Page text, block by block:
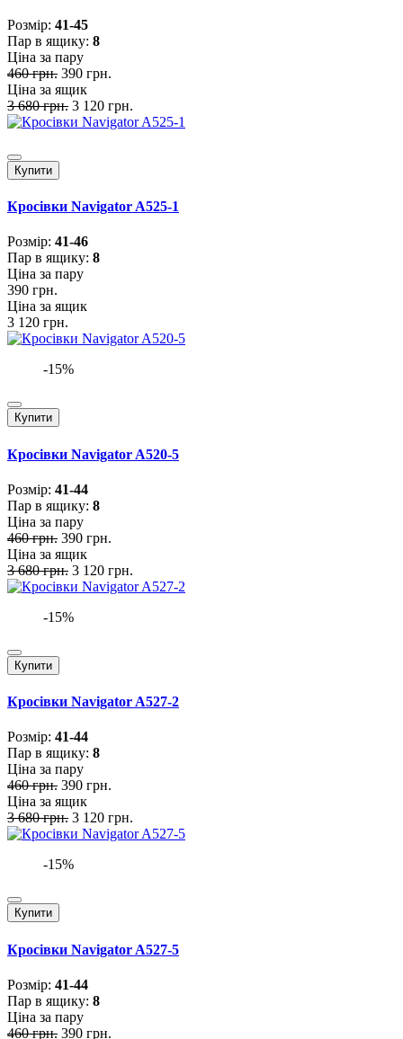
Розмiр: 41-45
Пар в ящику: 8
Ціна за пару
460 грн. 390 грн.
Ціна за ящик
3 680 грн. 3 120 грн.
Купити
Кросівки Navigator A525-1
Розмiр: 41-46
Пар в ящику: 8
Ціна за пару
390 грн.
Ціна за ящик
3 120 грн.
-15%
Купити
Кросівки Navigator A520-5
Розмiр: 41-44
Пар в ящику: 8
Ціна за пару
460 грн. 390 грн.
Ціна за ящик
3 680 грн. 3 120 грн.
-15%
Купити
Кросівки Navigator A527-2
Розмiр: 41-44
Пар в ящику: 8
Ціна за пару
460 грн. 390 грн.
Ціна за ящик
3 680 грн. 3 120 грн.
-15%
Купити
Кросівки Navigator A527-5
Розмiр: 41-44
Пар в ящику: 8
Ціна за пару
460 грн. 390 грн.